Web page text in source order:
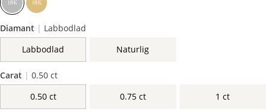
Diamant | Labbodlad
Labbodlad
Naturlig
Carat | 0.50 ct
0.50 ct
0.75 ct 1 ct